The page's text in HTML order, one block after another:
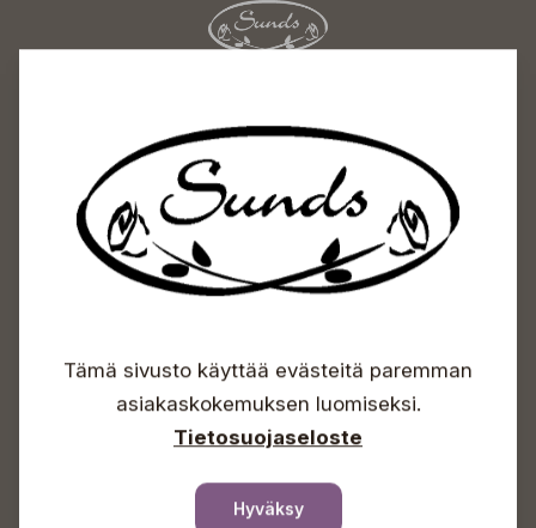
Avoinna
Arkisin 09-18
Lauantaisin 09-16
Sunnuntaisin Itsepalvelu
Info & vaihde
info(a)sunds.fi
Sundin Puutarha Oy
Tämä sivusto käyttää evästeitä paremman
asiakaskokemuksen luomiseksi.
Tietosuojaseloste
Hyväksy